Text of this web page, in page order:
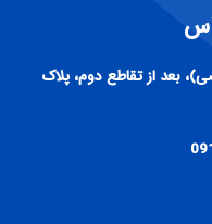
بعد از تقاطع دوم، پلاک